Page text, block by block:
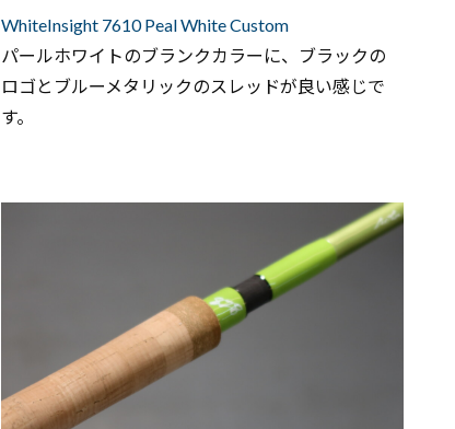
WhiteInsight 7610 Peal White Custom
パールホワイトのブランクカラーに、ブラックの
ロゴとブルーメタリックのスレッドが良い感じで
す。